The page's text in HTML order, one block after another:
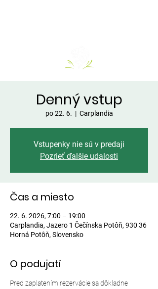
Denný vstup
po 22. 6.
  |
Carplandia
Vstupenky nie sú v predaji
Pozrieť ďalšie udalosti
Čas a miesto
22. 6. 2026, 7:00 – 19:00
Carplandia, Jazero 1 Čečínska Potôň, 930 36
Horná Potôň, Slovensko
O podujatí
Pred zaplatením rezervácie sa dôkladne